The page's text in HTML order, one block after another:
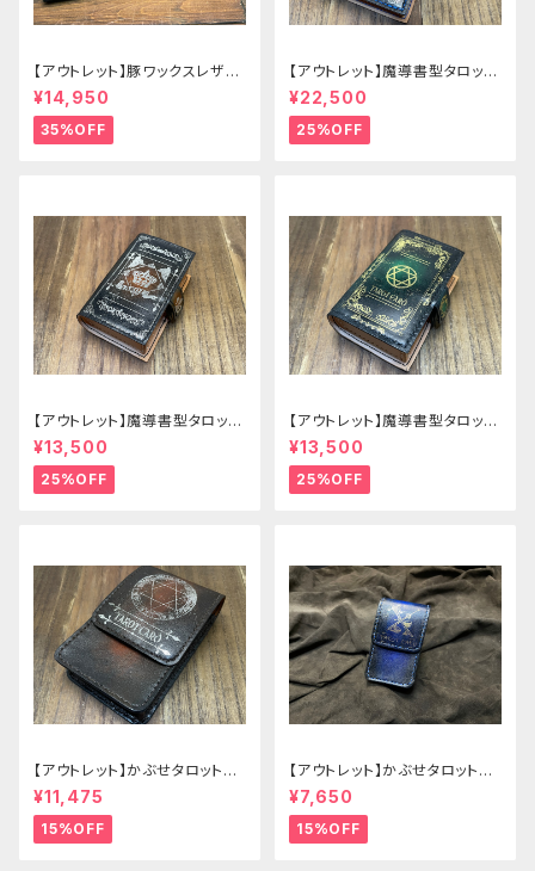
【アウトレット】豚ワックスレザー
のかぶせタイプの紳士長財布
¥14,950
35%OFF
【アウトレット】魔導書型タロット
カードケース Grimoire 青の書
¥22,500
25%OFF
【アウトレット】魔導書型タロット
カードケース Grimoire mini
茶の書
¥13,500
25%OFF
【アウトレット】魔導書型タロット
カードケース Grimoire mini
緑の書
¥13,500
25%OFF
【アウトレット】かぶせタロットケ
ース -Hermit- ゴシックブラウ
ン
¥11,475
15%OFF
【アウトレット】かぶせタロットケ
ース -Hermit- mini ゴシックブ
ルー
¥7,650
15%OFF